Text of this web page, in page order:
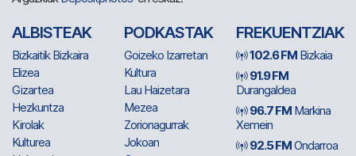
ALBISTEAK
Bizkaitik Bizkaira
Elizea
Gizartea
Hezkuntza
Kirolak
Kulturea
PODKASTAK
Goizeko Izarretan
Kultura
Lau Haizetara
Mezea
Zorionagurrak
Jokoan
FREKUENTZIAK
102.6 FM Bizkaia
91.9 FM
Durangaldea
96.7 FM Markina
Xemein
92.5 FMOndarroa